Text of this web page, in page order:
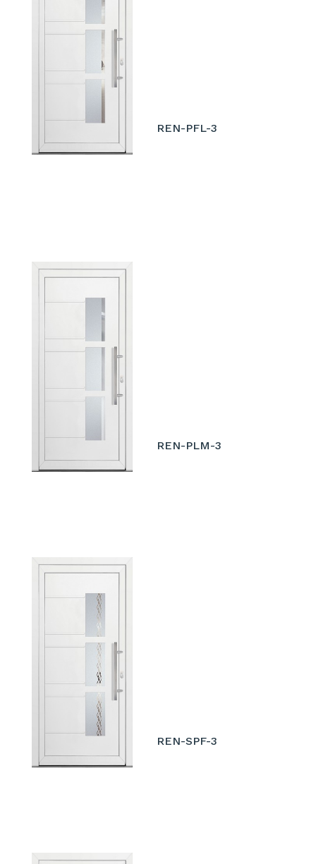
REN-PFL-3
REN-PLM-3
REN-SPF-3